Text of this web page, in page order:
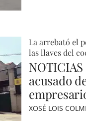
La arrebató el
las llaves del
acusado
XOSÉ LOIS